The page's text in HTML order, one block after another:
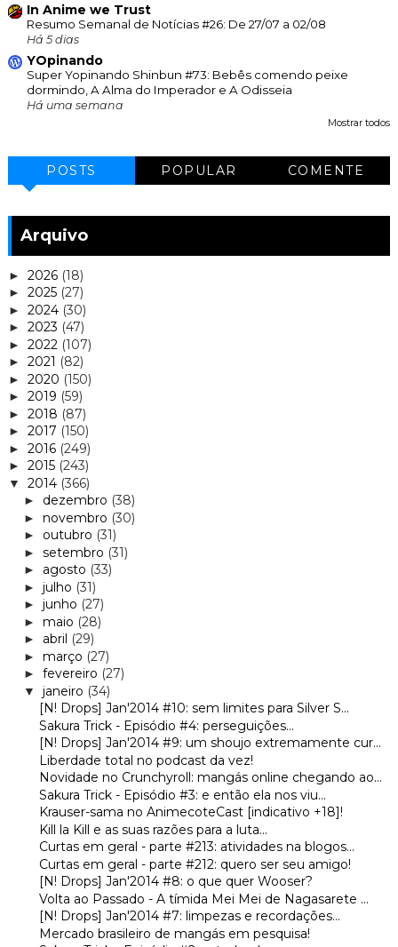
In Anime we Trust
Resumo Semanal de Notícias #26: De 27/07 a 02/08
Há 5 dias
YOpinando
Super Yopinando Shinbun #73: Bebês comendo peixe
dormindo, A Alma do Imperador e A Odisseia
Há uma semana
Mostrar todos
POSTS POPULAR COMENTE
Arquivo
► 2026 (18)
► 2025 (27)
► 2024 (30)
► 2023 (47)
► 2022 (107)
► 2021 (82)
► 2020 (150)
► 2019 (59)
► 2018 (87)
► 2017 (150)
► 2016 (249)
► 2015 (243)
▼ 2014 (366)
► dezembro (38)
► novembro (30)
► outubro (31)
► setembro (31)
► agosto (33)
► julho (31)
► junho (27)
► maio (28)
► abril (29)
► março (27)
► fevereiro (27)
▼ janeiro (34)
[N! Drops] Jan'2014 #10: sem limites para Silver S...
Sakura Trick - Episódio #4: perseguições...
[N! Drops] Jan'2014 #9: um shoujo extremamente cur...
Liberdade total no podcast da vez!
Novidade no Crunchyroll: mangás online chegando ao...
Sakura Trick - Episódio #3: e então ela nos viu...
Krauser-sama no AnimecoteCast [indicativo +18]!
Kill la Kill e as suas razões para a luta...
Curtas em geral - parte #213: atividades na blogos...
Curtas em geral - parte #212: quero ser seu amigo!
[N! Drops] Jan'2014 #8: o que quer Wooser?
Volta ao Passado - A tímida Mei Mei de Nagasarete ...
[N! Drops] Jan'2014 #7: limpezas e recordações...
Mercado brasileiro de mangás em pesquisa!